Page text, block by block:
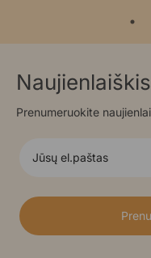
Naujienlaiškis
Prenumeruokite